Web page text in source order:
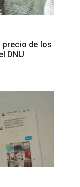
precio de los
DNU